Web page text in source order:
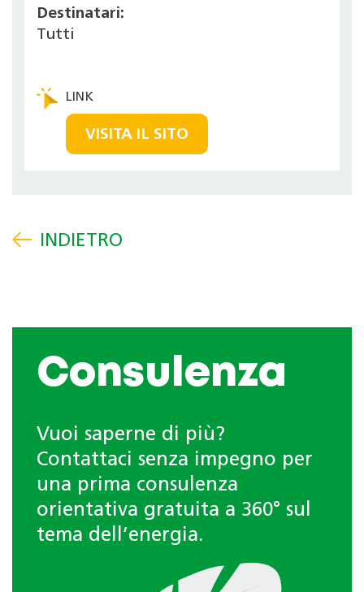
Destinatari:
Tutti
VISITA IL SITO
Consulenza
Vuoi saperne di più?
Contattaci senza impegno per
una prima consulenza
orientativa gratuita a 360° sul
tema dell’energia.